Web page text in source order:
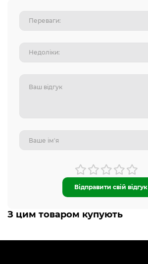
Відправити свій відгук
З цим товаром купують